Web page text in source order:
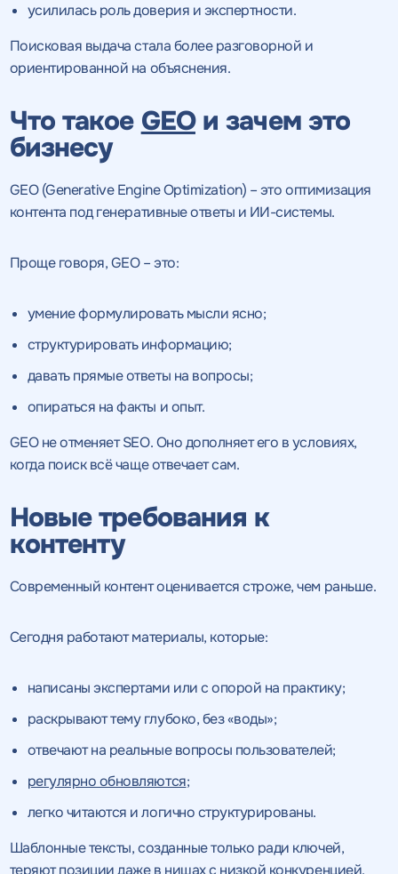
усилилась роль доверия и экспертности.
Поисковая выдача стала более разговорной и
ориентированной на объяснения.
Что такое GEOи зачем это
бизнесу
GEO (Generative Engine Optimization) – это оптимизация
контента под генеративные ответы и ИИ-системы.
Проще говоря, GEO – это:
умение формулировать мысли ясно;
структурировать информацию;
давать прямые ответы на вопросы;
опираться на факты и опыт.
GEO не отменяет SEO. Оно дополняет его в условиях,
когда поиск всё чаще отвечает сам.
Новые требования к
контенту
Современный контент оценивается строже, чем раньше.
Сегодня работают материалы, которые:
написаны экспертами или с опорой на практику;
раскрывают тему глубоко, без «воды»;
отвечают на реальные вопросы пользователей;
регулярно обновляются;
легко читаются и логично структурированы.
Шаблонные тексты, созданные только ради ключей,
Получить
качественный
SEO - аудит
Вместе с аудитом
мы даем структуру
конкурентов в поиске
конфиденциальности
Отклик на вакансию
Укажите ваш номер телефона и мы свяжемся с
вами в ближайшее время
Нажимая на кнопку, "Отправить" вы даете согласие
обработку персональных данных
ОТПРАВИТЬ
на обработку персональных данных
и соглашаетесь c политикой
конфиденциальности
ОТПРАВИТЬ
политикой конфиденциальности
предложением
и введите промокод
соответствующий
спецпредложению
Нажимая на кнопку, "Отправить" вы даете согласие
обработку персональных данных
и соглашаетесь c
конфиденциальности
ОТПРАВИТЬ
Нажимая на кнопку, "Перезвонить" вы даете согласие
обработку персональных данных